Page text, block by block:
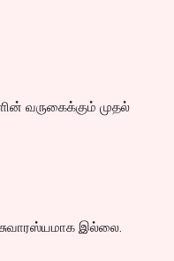
வருகைக்கும் முதல்
இல்லை.